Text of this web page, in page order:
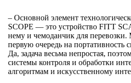
– Основной элемент
SCOPE — это устройство FITT
нему и чемоданчик для перевозки.
первую очередь на портативность
Да, задача весьма непростая,
системы контроля и обработки
алгоритмам и искусственному